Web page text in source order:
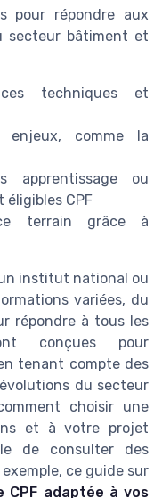
pour répondre aux
secteur bâtiment et
techniques et
enjeux, comme la
apprentissage ou
CPF
terrain grâce à
institut national ou
variées, du
répondre à tous les
conçues pour
tenant compte des
du secteur
choisir une
et à votre projet
de consulter des
ce guide sur
CPF adaptée à vos